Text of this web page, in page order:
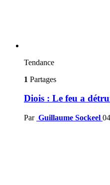
Tendance
1 Partages
Diois : Le feu a
Par Guillaume Sockeel